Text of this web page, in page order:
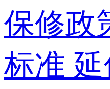
保修政
标准